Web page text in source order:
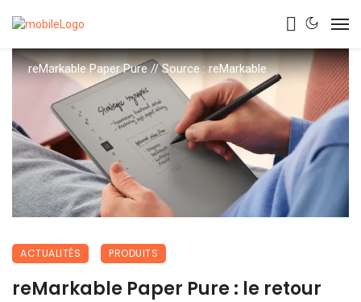
reMarkable Paper Pure // Source : reMarkable
ACTUALITÉS PRODUITS
reMarkable Paper Pure : le retour